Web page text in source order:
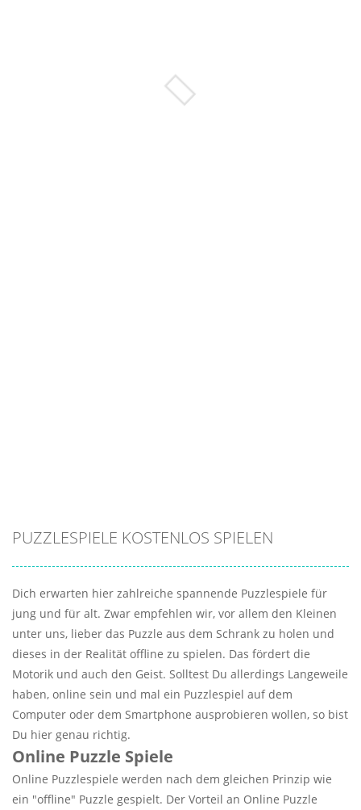
PUZZLESPIELE KOSTENLOS SPIELEN
Dich erwarten hier zahlreiche spannende Puzzlespiele für
jung und für alt. Zwar empfehlen wir, vor allem den Kleinen
unter uns, lieber das Puzzle aus dem Schrank zu holen und
dieses in der Realität offline zu spielen. Das fördert die
Motorik und auch den Geist. Solltest Du allerdings Langeweile
haben, online sein und mal ein Puzzlespiel auf dem
Computer oder dem Smartphone ausprobieren wollen, so bist
Du hier genau richtig.
Online Puzzle Spiele
Online Puzzlespiele werden nach dem gleichen Prinzip wie
ein "offline" Puzzle gespielt. Der Vorteil an Online Puzzle